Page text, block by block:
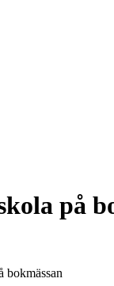
på
bokmässan